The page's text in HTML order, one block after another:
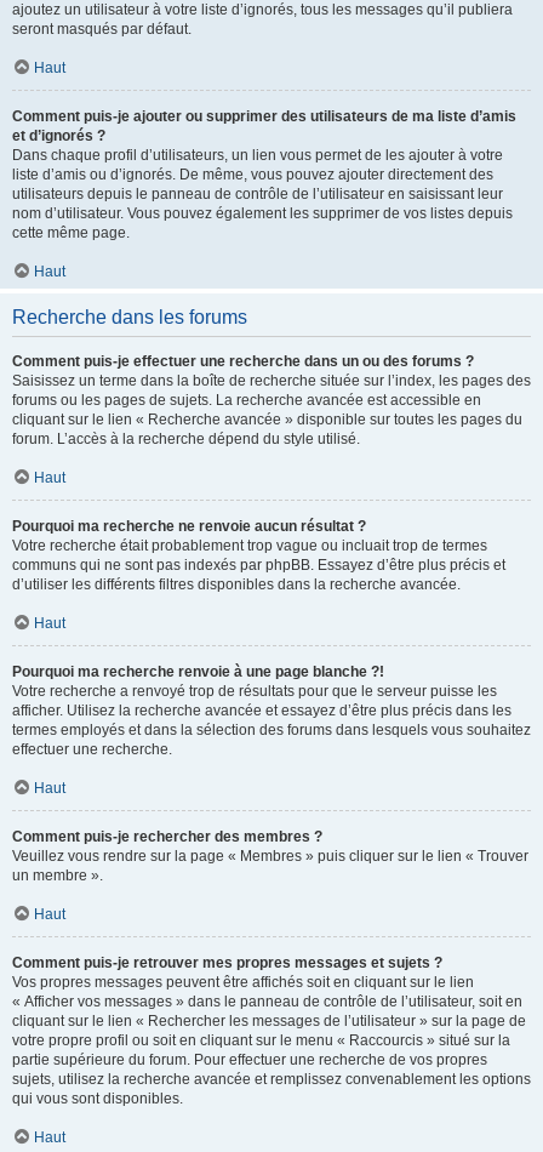
ajoutez un utilisateur à votre liste d’ignorés, tous les messages qu’il publiera
seront masqués par défaut.
Haut
Comment puis-je ajouter ou supprimer des utilisateurs de ma liste d’amis
et d’ignorés ?
Dans chaque profil d’utilisateurs, un lien vous permet de les ajouter à votre
liste d’amis ou d’ignorés. De même, vous pouvez ajouter directement des
utilisateurs depuis le panneau de contrôle de l’utilisateur en saisissant leur
nom d’utilisateur. Vous pouvez également les supprimer de vos listes depuis
cette même page.
Haut
Recherche dans les forums
Comment puis-je effectuer une recherche dans un ou des forums ?
Saisissez un terme dans la boîte de recherche située sur l’index, les pages des
forums ou les pages de sujets. La recherche avancée est accessible en
cliquant sur le lien « Recherche avancée » disponible sur toutes les pages du
forum. L’accès à la recherche dépend du style utilisé.
Haut
Pourquoi ma recherche ne renvoie aucun résultat ?
Votre recherche était probablement trop vague ou incluait trop de termes
communs qui ne sont pas indexés par phpBB. Essayez d’être plus précis et
d’utiliser les différents filtres disponibles dans la recherche avancée.
Haut
Pourquoi ma recherche renvoie à une page blanche ?!
Votre recherche a renvoyé trop de résultats pour que le serveur puisse les
afficher. Utilisez la recherche avancée et essayez d’être plus précis dans les
termes employés et dans la sélection des forums dans lesquels vous souhaitez
effectuer une recherche.
Haut
Comment puis-je rechercher des membres ?
Veuillez vous rendre sur la page « Membres » puis cliquer sur le lien « Trouver
un membre ».
Haut
Comment puis-je retrouver mes propres messages et sujets ?
Vos propres messages peuvent être affichés soit en cliquant sur le lien
« Afficher vos messages » dans le panneau de contrôle de l’utilisateur, soit en
cliquant sur le lien « Rechercher les messages de l’utilisateur » sur la page de
votre propre profil ou soit en cliquant sur le menu « Raccourcis » situé sur la
partie supérieure du forum. Pour effectuer une recherche de vos propres
sujets, utilisez la recherche avancée et remplissez convenablement les options
qui vous sont disponibles.
Haut